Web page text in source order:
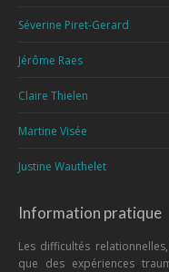
Séverine Piret-Gerard
Jérôme Raes
Claire Thielen
Martine Visée
Justine Wauthelet
Information pratique
Les difficultés
que des expériences